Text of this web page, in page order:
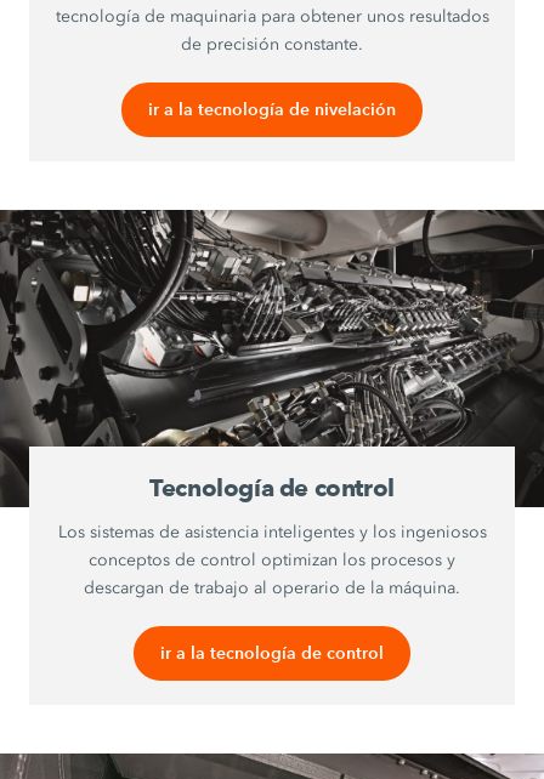
tecnología de maquinaria para obtener unos resultados
de precisión constante.
ir a la tecnología de nivelación
Tecnología de control
Los sistemas de asistencia inteligentes y los ingeniosos
conceptos de control optimizan los procesos y
descargan de trabajo al operario de la máquina.
ir a la tecnología de control